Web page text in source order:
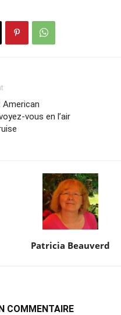
American
vous en l’air
Patricia Beauverd
COMMENTAIRE